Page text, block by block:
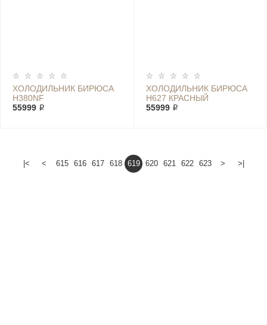
ХОЛОДИЛЬНИК БИРЮСА
H380NF
55999 ₽
ХОЛОДИЛЬНИК БИРЮСА
H627 КРАСНЫЙ
55999 ₽
|< < 615 616 617 618 619 620 621 622 623 > >|